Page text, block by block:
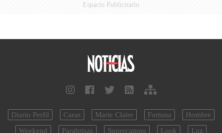
Espacio Publicitario
Diario Perfil Caras Marie Claire Fortuna
Hombre
Weekend
Parabrisas Supercampo Look Luz